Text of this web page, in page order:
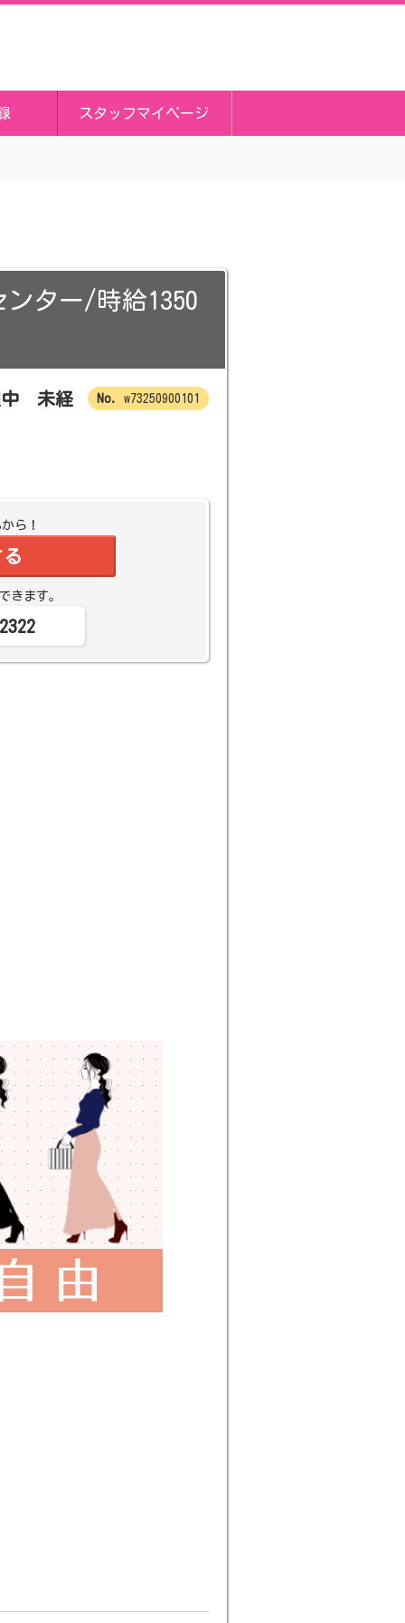
スタッフマイページ
ター/時給1350
w73250900101
中 未経
ら！
きます。